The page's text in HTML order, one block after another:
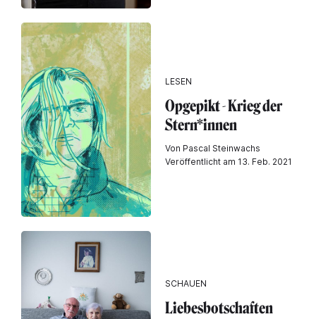
LESEN
Opgepikt - Krieg der
Stern*innen
Von Pascal Steinwachs
Veröffentlicht am 13. Feb. 2021
SCHAUEN
Liebesbotschaften